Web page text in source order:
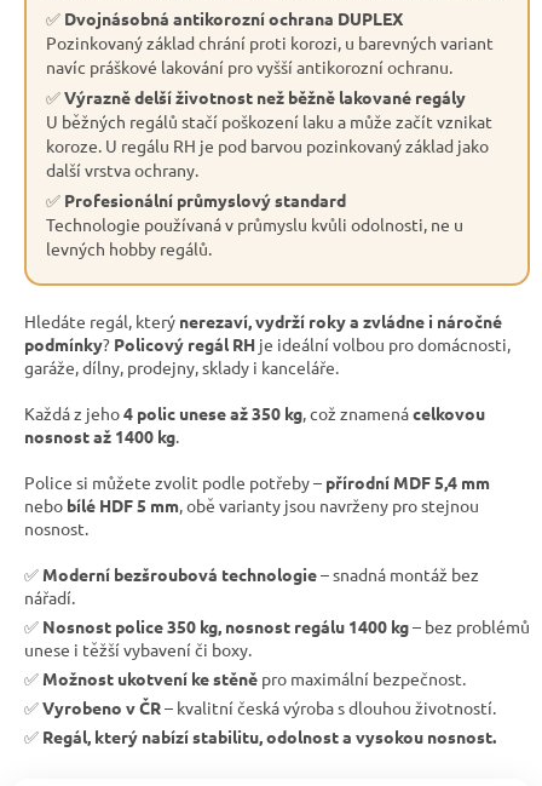
✅ Dvojnásobná antikorozní ochrana DUPLEX
Pozinkovaný základ chrání proti korozi, u barevných variant
navíc práškové lakování pro vyšší antikorozní ochranu.
✅Výrazně delší životnost než běžně lakované regály
U běžných regálů stačí poškození laku a může začít vznikat
koroze. U regálu RH je pod barvou pozinkovaný základ jako
další vrstva ochrany.
✅ Profesionální průmyslový standard
Technologie používaná v průmyslu kvůli odolnosti, ne u
levných hobby regálů.
Hledáte regál, který nerezaví, vydrží roky a zvládne i náročné
podmínky? Policový regál RH je ideální volbou pro domácnosti,
garáže, dílny, prodejny, sklady i kanceláře.
Každá z jeho4 polic unese až 350 kg, což znamenácelkovou
nosnost až 1400 kg.
Police si můžete zvolit podle potřeby – přírodní MDF 5,4 mm
nebo bílé HDF 5 mm, obě varianty jsou navrženy pro stejnou
nosnost.
✅ Moderní bezšroubová technologie– snadná montáž bez
nářadí.
✅ Nosnost police 350 kg, nosnost regálu 1400 kg– bez problémů
unese i těžší vybavení či boxy.
✅ Možnost ukotvení ke stěně pro maximální bezpečnost.
✅Vyrobeno v ČR– kvalitní česká výroba s dlouhou životností.
✅ Regál, který nabízí stabilitu, odolnost a vysokou nosnost.